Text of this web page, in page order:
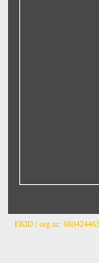
EKID | org.nr: